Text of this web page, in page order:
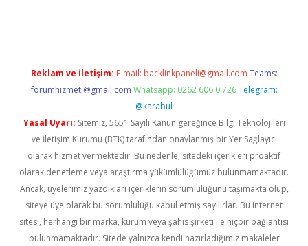
Reklam ve İletişim: E-mail: backlinkpaneli@gmail.com Teams:
forumhizmeti@gmail.com Whatsapp: 0262 606 0 726 Telegram:
@karabul
Yasal Uyarı: Sitemiz, 5651 Sayılı Kanun gereğince Bilgi Teknolojileri
ve İletişim Kurumu (BTK) tarafından onaylanmış bir Yer Sağlayıcı
olarak hizmet vermektedir. Bu nedenle, sitedeki içerikleri proaktif
olarak denetleme veya araştırma yükümlülüğümüz bulunmamaktadır.
Ancak, üyelerimiz yazdıkları içeriklerin sorumluluğunu taşımakta olup,
siteye üye olarak bu sorumluluğu kabul etmiş sayılırlar. Bu internet
sitesi, herhangi bir marka, kurum veya şahıs şirketi ile hiçbir bağlantısı
bulunmamaktadır. Sitede yalnızca kendi hazırladığımız makaleler